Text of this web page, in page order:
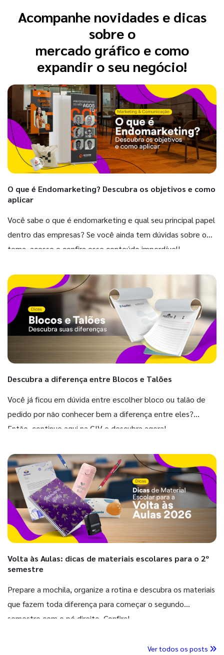
Acompanhe novidades e dicas
sobre o
mercado gráfico e como
expandir o seu negócio!
O que é Endomarketing? Descubra os objetivos e como
aplicar
Você sabe o que é endomarketing e qual seu principal papel
dentro das empresas? Se você ainda tem dúvidas sobre o
tema, acesse e confira esse conteúdo imperdível!
Descubra a diferença entre Blocos e Talões
Você já ficou em dúvida entre escolher bloco ou talão de
pedido por não conhecer bem a diferença entre eles?
Então, continue aqui na GIV e descubra agora!
Volta às Aulas: dicas de materiais escolares para o 2º
semestre
Prepare a mochila, organize a rotina e descubra os materiais
que fazem toda diferença para começar o segundo
semestre com o pé direito. Confira!
Ver todos os posts